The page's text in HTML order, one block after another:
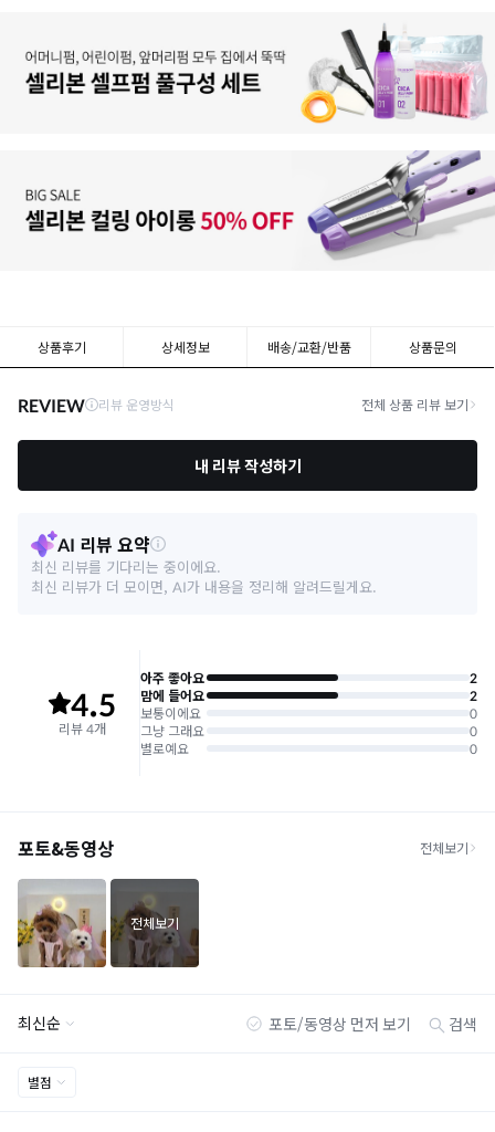
상품후기 상세정보 배송/교환/반품 상품문의